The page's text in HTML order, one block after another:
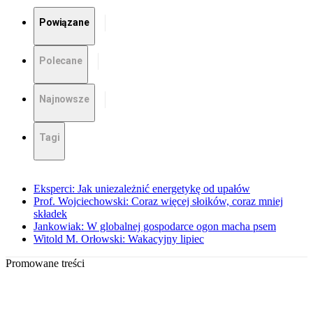
Powiązane
Polecane
Najnowsze
Tagi
Eksperci: Jak uniezależnić energetykę od upałów
Prof. Wojciechowski: Coraz więcej słoików, coraz mniej
składek
Jankowiak: W globalnej gospodarce ogon macha psem
Witold M. Orłowski: Wakacyjny lipiec
Promowane treści